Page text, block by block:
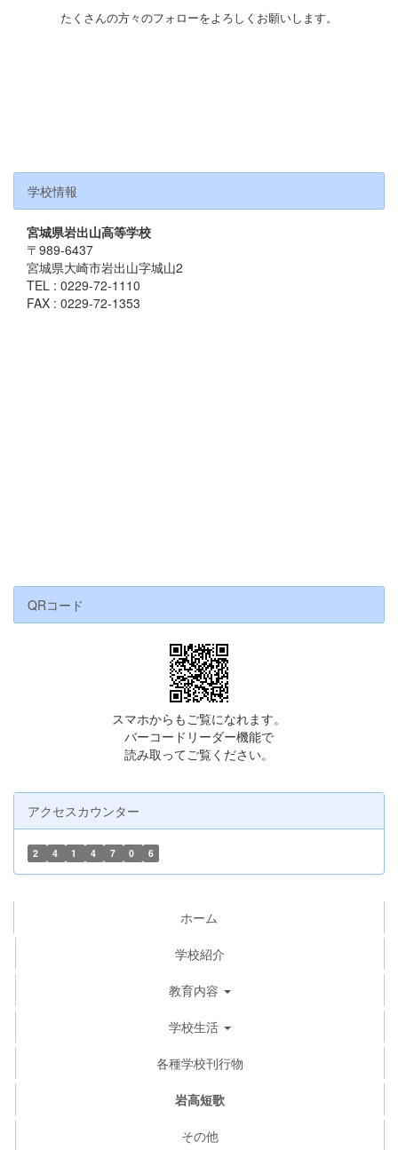
たくさんの方々のフォローをよろしくお願いします。
学校情報
宮城県岩出山高等学校
〒989-6437
宮城県大崎市岩出山字城山2
TEL : 0229-72-1110
FAX : 0229-72-1353
QRコード
スマホからもご覧になれます。
バーコードリーダー機能で
読み取ってご覧ください。
アクセスカウンター
2 4 1 4 7 0 6
ホーム
学校紹介
教育内容
学校生活
各種学校刊行物
岩高短歌
その他